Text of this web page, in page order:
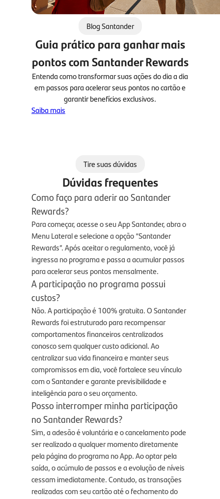
Blog Santander
Guia prático para ganhar mais
pontos com Santander Rewards
Entenda como transformar suas ações do dia a dia
em passos para acelerar seus pontos no cartão e
garantir benefícios exclusivos.
Saiba mais
Tire suas dúvidas
Dúvidas frequentes
Como faço para aderir ao Santander
Rewards?
Para começar, acesse o seu App Santander, abra o
Menu Lateral e selecione a opção “Santander
Rewards”. Após aceitar o regulamento, você já
ingressa no programa e passa a acumular passos
para acelerar seus pontos mensalmente.
A participação no programa possui
custos?
Não. A participação é 100% gratuita. O Santander
Rewards foi estruturado para recompensar
comportamentos financeiros centralizados
conosco sem qualquer custo adicional. Ao
centralizar sua vida financeira e manter seus
compromissos em dia, você fortalece seu vínculo
com o Santander e garante previsibilidade e
inteligência para o seu orçamento.
Posso interromper minha participação
no Santander Rewards?
Sim, a adesão é voluntária e o cancelamento pode
ser realizado a qualquer momento diretamente
pela página do programa no App. Ao optar pela
saída, o acúmulo de passos e a evolução de níveis
cessam imediatamente. Contudo, as transações
realizadas com seu cartão até o fechamento do